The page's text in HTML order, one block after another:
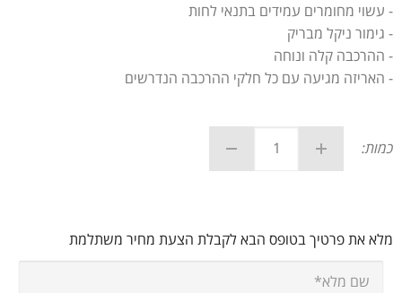
- עשוי מחומרים עמידים בתנאי לחות
- גימור ניקל מבריק
- ההרכבה קלה ונוחה
- האריזה מגיעה עם כל חלקי ההרכבה הנדרשים
כמות:
מלא את פרטיך בטופס הבא לקבלת הצעת מחיר משתלמת